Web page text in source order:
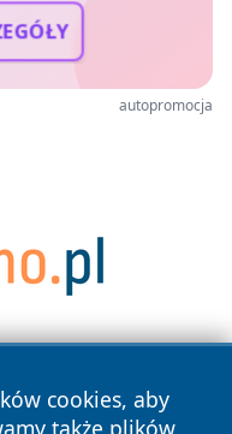
autopromocja
cookies, aby
także plików